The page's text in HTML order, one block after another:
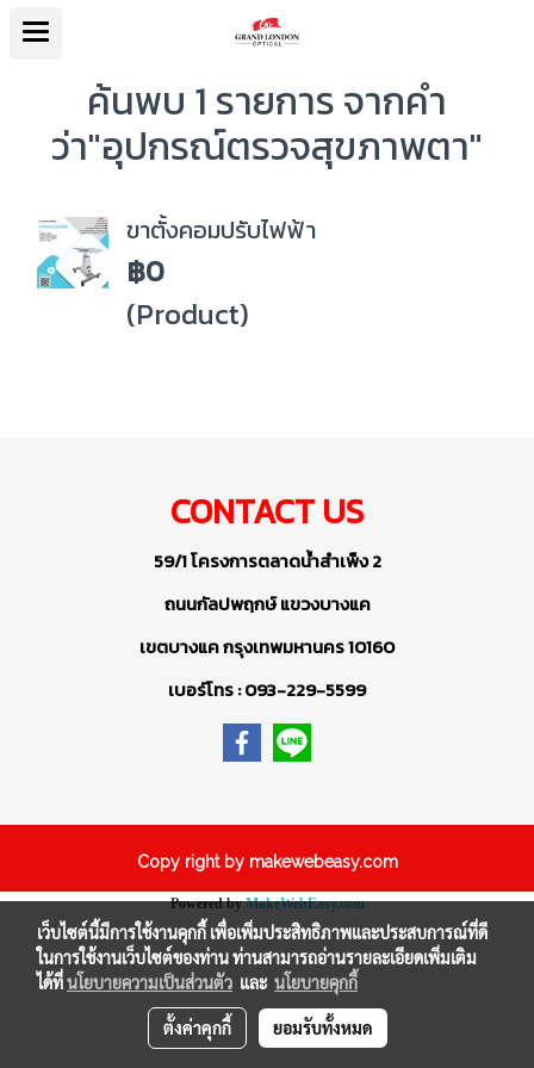
ค้นพบ 1 รายการ จากคำ
ว่า"อุปกรณ์ตรวจสุขภาพตา"
ขาตั้งคอมปรับไฟฟ้า
฿0
(Product)
CONTACT US
59/1 โครงการตลาดน้ำสำเพ็ง 2
ถนนกัลปพฤกษ์ แขวงบางแค
เขตบางแค กรุงเทพมหานคร 10160
เบอร์โทร : 093-229-5599
Copy right by makewebeasy.com
Powered byMakeWebEasy.com
เว็บไซต์นี้มีการใช้งานคุกกี้ เพื่อเพิ่มประสิทธิภาพและประสบการณ์ที่ดี
ในการใช้งานเว็บไซต์ของท่าน ท่านสามารถอ่านรายละเอียดเพิ่มเติม
ได้ที่นโยบายความเป็นส่วนตัว และ นโยบายคุกกี้
ตั้งค่าคุกกี้ ยอมรับทั้งหมด